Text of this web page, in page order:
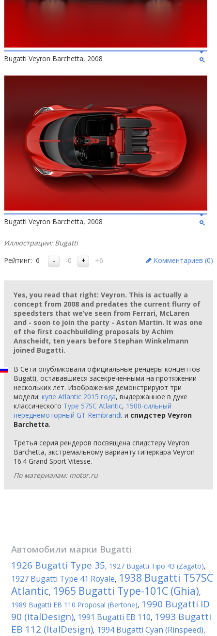
Bugatti Veyron Barchetta, 2008
Bugatti Veyron Barchetta, 2008
Иллюстрации: Bugatti
Рейтинг: 6 -0 +6 Комментариев (0)
Yes, you read that right: Veyron. This is actually a
concept from 2008 and predates the current flurry of
speedsters that we’ve seen from Ferrari, McLaren
and - soon to join the party - Aston Martin. It was one
of the first coachbuilding proposals by Achim
Anscheidt, ten years before Stephan Winkelmann
joined Bugatti.
В Сети опубликовали официальные рендеры концептов
Bugatti, остававшиеся засекреченными на протяжении
нескольких лет. Изображения демонстрируют три
модели: купе Atlantic 2015 года, выдержанное в духе
классического Type 57SC Atlantic, 1500-сильный
переднемоторный GT Rembrandt и спидстер Veyron
Barchetta.
Третья серия рендеров посвящена спидстеру Veyron
Barchetta, экстремальному варианту гиперкара Veyron
16.4 Grand Sport Vitesse.
По материалам: motor.ru
Автомобили марки Bugatti
1926 Bugatti Type 35, 1927 Bugatti Tipo 43 (Zagato),
1927 Bugatti Type 41 Royale, 1938 Bugatti T57SC
Atlantic, 1965 Bugatti Type-101C (Ghia),
1989 Bugatti EB 110 Proposal (Bertone), 1990 Bugatti ID
90 (ItalDesign), 1991 Bugatti EB 110, 1993 Bugatti
EB 112 (ItalDesign), 1994 Bugatti Cyan (Rinspeed),